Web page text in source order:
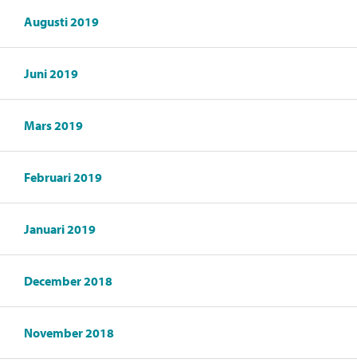
Augusti 2019
Juni 2019
Mars 2019
Februari 2019
Januari 2019
December 2018
November 2018